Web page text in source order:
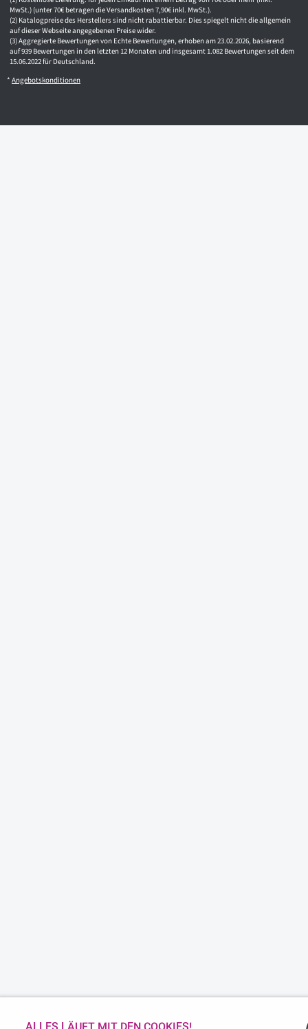
MwSt.) (unter 70€ betragen die Versandkosten 7,90€ inkl. MwSt.).
Katalogpreise des Herstellers sind nicht rabattierbar. Dies spiegelt nicht die allgemein
auf dieser Webseite angegebenen Preise wider.
Aggregierte Bewertungen von Echte Bewertungen, erhoben am 23.02.2026, basierend
auf 939 Bewertungen in den letzten 12 Monaten und insgesamt 1.082 Bewertungen seit dem
15.06.2022 für Deutschland.
* Angebotskonditionen